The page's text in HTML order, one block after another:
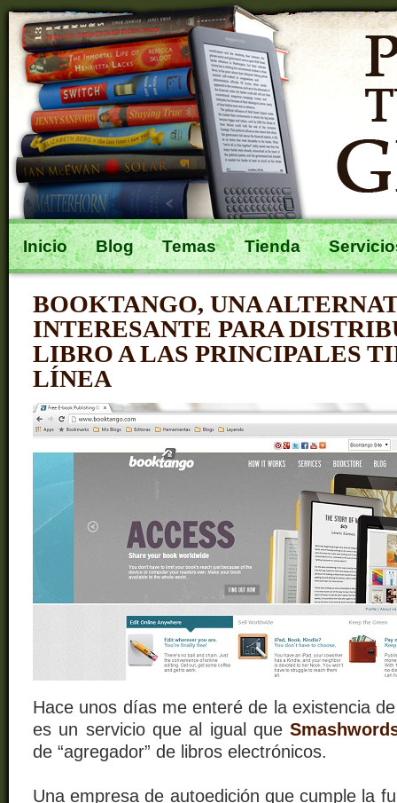
Inicio Blog Temas Tienda
BOOKTANGO, UNA
INTERESANTE PARA
LIBRO A LAS PRINCIPALES
LÍNEA
Hace unos días me enteré de la existencia
es un servicio que al igual que
de “agregador” de libros electrónicos.
Una empresa de autoedición que cumple la